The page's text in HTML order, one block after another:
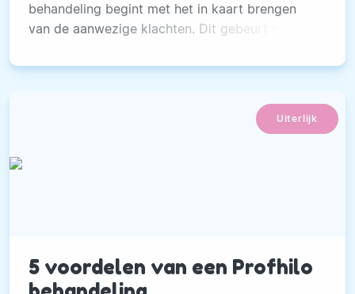
behandeling begint met het in kaart brengen
van de aanwezige klachten. Dit gebeurt middels
Uiterlijk
5 voordelen van een Profhilo